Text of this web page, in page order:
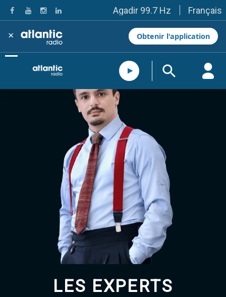
Agadir 99.7 Hz
Tanger 103.3 Hz
Tétouan 87.8 Hz
Fès 98.8 Hz
Meknès 97.2 Hz
El Jadida 97.3
Settat 104,6
Essaouira 96.6
Taounate 95.6
Tiznit 103.1
SkhourRhamna 92.2
Taroudant 104.9
Guelmim 91.9
Tan-Tan 95.2
Tafraout 104.9
Casablanca 92.5 Hz
Rabat, Salé 106.9 Hz
Marrakech 90.5 Hz
Agadir 99.7 Hz
Tanger 103.3 Hz
Tétouan 87.8 Hz
Fès 98.8 Hz
El Jadida 97.3
Français
× Obtenir l'application
LES EXPERTS